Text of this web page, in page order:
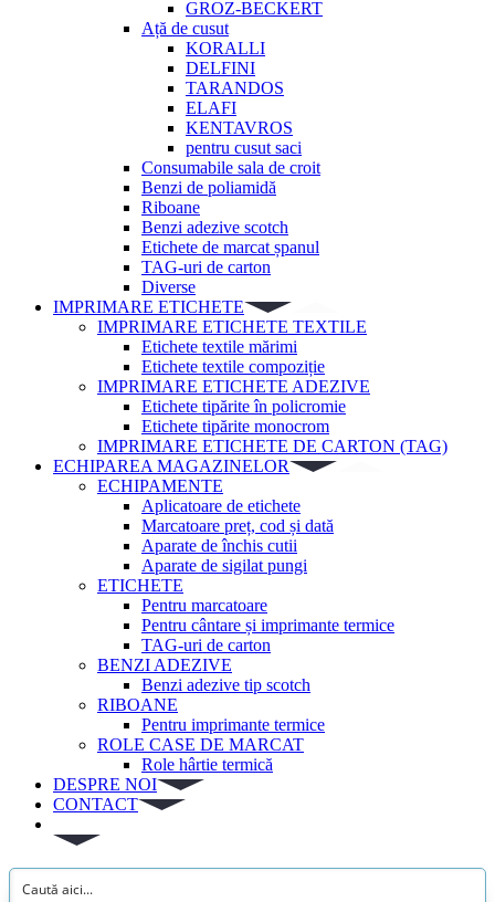
GROZ-BECKERT
Ață de cusut
KORALLI
DELFINI
TARANDOS
ELAFI
KENTAVROS
pentru cusut saci
Consumabile sala de croit
Benzi de poliamidă
Riboane
Benzi adezive scotch
Etichete de marcat șpanul
TAG-uri de carton
Diverse
IMPRIMARE ETICHETE
IMPRIMARE ETICHETE TEXTILE
Etichete textile mărimi
Etichete textile compoziție
IMPRIMARE ETICHETE ADEZIVE
Etichete tipărite în policromie
Etichete tipărite monocrom
IMPRIMARE ETICHETE DE CARTON (TAG)
ECHIPAREA MAGAZINELOR
ECHIPAMENTE
Aplicatoare de etichete
Marcatoare preț, cod și dată
Aparate de închis cutii
Aparate de sigilat pungi
ETICHETE
Pentru marcatoare
Pentru cântare și imprimante termice
TAG-uri de carton
BENZI ADEZIVE
Benzi adezive tip scotch
RIBOANE
Pentru imprimante termice
ROLE CASE DE MARCAT
Role hârtie termică
DESPRE NOI
CONTACT